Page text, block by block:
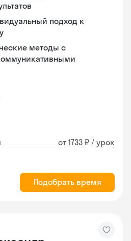
подход к
методы с
от 1733 ₽ / урок
Подобрать время